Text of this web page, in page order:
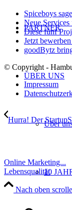
PARTNER
ÜBER UNS
Über
10
Spiceboys
Neue
Diese fünf
Jetzt
goodBytz
© Copyright -
Impressum
Hurra! Der
Online Marketing...
Lebensqualität
Nach oben